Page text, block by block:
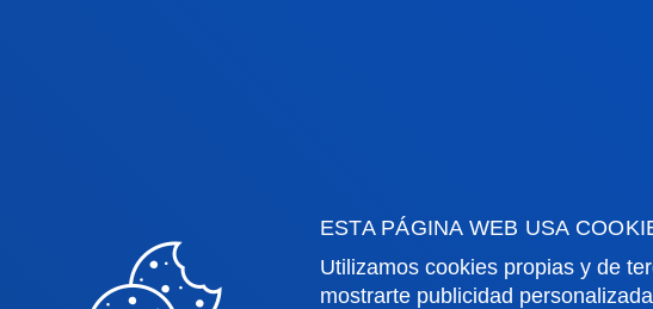
ESTA PÁGINA WEB USA
Utilizamos cookies propias y de
mostrarte publicidad
Competencias Educación Primaria